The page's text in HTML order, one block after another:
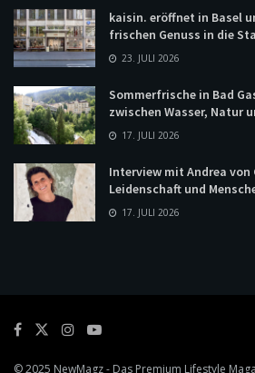
kaisin. eröffnet in Basel
frischen Genuss in die
23. JULI 2026
Sommerfrische in Bad
zwischen Wasser, Natur
17. JULI 2026
Interview mit Andrea
Leidenschaft und
17. JULI 2026
© 2025 NewMagz- Das Premium Lifestyle